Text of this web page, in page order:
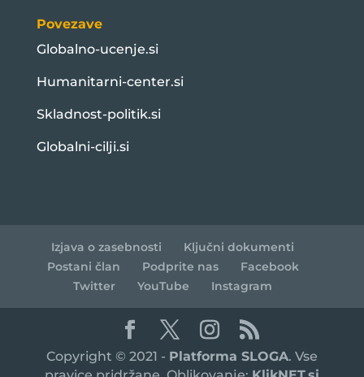
Povezave
Globalno-ucenje.si
Humanitarni-center.si
Skladnost-politik.si
Globalni-cilji.si
Izjava o zasebnosti
Ključni dokumenti
Postani član
Podprite nas
Facebook
Twitter
YouTube Instagram
Copyright © 2021 - Platforma SLOGA. Vse